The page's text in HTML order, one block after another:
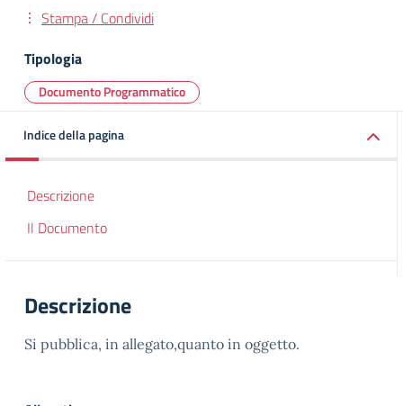
Stampa / Condividi
Tipologia
Documento Programmatico
Indice della pagina
Descrizione
Il Documento
Descrizione
Si pubblica, in allegato,quanto in oggetto.